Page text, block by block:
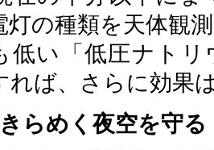
灯の種類を天体観
低い「低圧ナト
れば、さらに効果
らめく夜空を守る